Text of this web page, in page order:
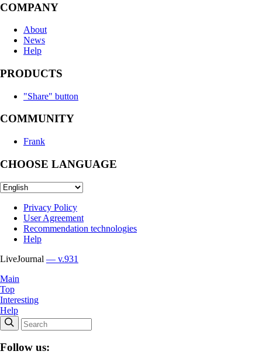
COMPANY
About
News
Help
PRODUCTS
"Share" button
COMMUNITY
Frank
CHOOSE LANGUAGE
Privacy Policy
User Agreement
Recommendation technologies
Help
LiveJournal — v.931
Main
Top
Interesting
Help
Follow us: